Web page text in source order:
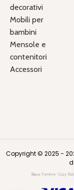
decorativi
Mobili per
bambini
Mensole e
contenitori
Accessori
Copyright © 2025 -
Bijoux Femme · Cozy